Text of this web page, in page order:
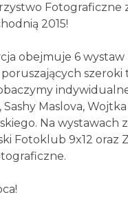
Fotograficzne
2015!
obejmuje 6 wystaw
szeroki
Sashy Maslova,
Na wystawach
Fotoklub 9x12 oraz